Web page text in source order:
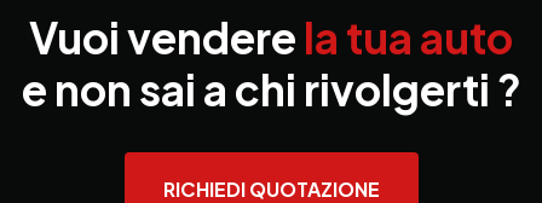
Vuoi vendere la tua auto
e non sai a chi rivolgerti ?
RICHIEDI QUOTAZIONE